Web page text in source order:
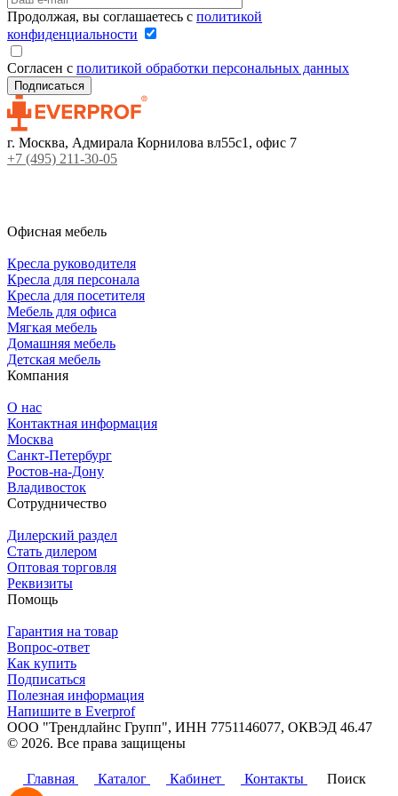
Продолжая, вы соглашаетесь с политикой
конфиденциальности
Согласен с политикой обработки персональных данных
г. Москва, Адмирала Корнилова вл55с1, офис 7
+7 (495) 211-30-05
Офисная мебель
Кресла руководителя
Кресла для персонала
Кресла для посетителя
Мебель для офиса
Мягкая мебель
Домашняя мебель
Детская мебель
Компания
О нас
Контактная информация
Москва
Санкт-Петербург
Ростов-на-Дону
Владивосток
Сотрудничество
Дилерский раздел
Стать дилером
Оптовая торговля
Реквизиты
Помощь
Гарантия на товар
Вопрос-ответ
Как купить
Подписаться
Полезная информация
Напишите в Everprof
ООО "Трендлайнс Групп", ИНН 7751146077, ОКВЭД 46.47
© 2026. Все права защищены
Главная
Каталог Кабинет Контакты Поиск